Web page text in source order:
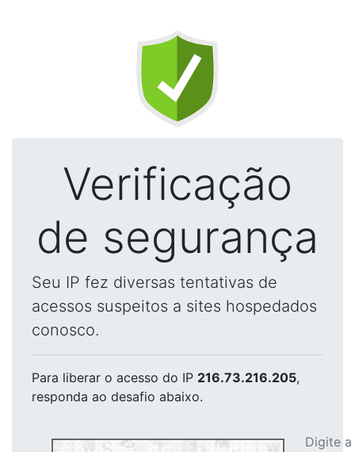
Verificação
de segurança
Seu IP fez diversas tentativas de
acessos suspeitos a sites hospedados
conosco.
Para liberar o acesso do IP 216.73.216.205,
responda ao desafio abaixo.
Digite